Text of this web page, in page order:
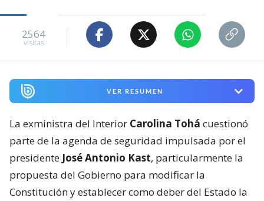
2564
visitas
VER RESUMEN
La exministra del Interior Carolina Tohá cuestionó
parte de la agenda de seguridad impulsada por el
presidente José Antonio Kast, particularmente la
propuesta del Gobierno para modificar la
Constitución y establecer como deber del Estado la